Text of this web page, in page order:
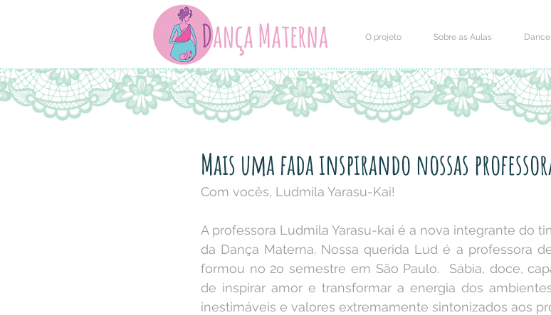
O projeto Sobre as Aulas
Mais uma fada inspirando nossas
Com vocês, Ludmila Yarasu-Kai!
A professora Ludmila Yarasu-kai é a nova integrante do
da Dança Materna. Nossa querida Lud é a professora
formou no 2o semestre em São Paulo.  Sábia, doce,
de inspirar amor e transformar a energia dos
inestimáveis e valores extremamente sintonizados aos